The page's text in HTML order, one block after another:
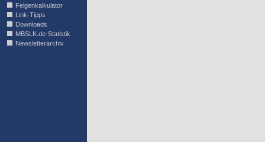
Felgenkalkulator
Link-Tipps
Downloads
MBSLK.de-Statistik
Newsletterarchiv